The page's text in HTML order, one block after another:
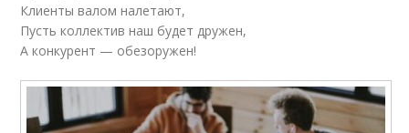
Клиенты валом налетают,
Пусть коллектив наш будет дружен,
А конкурент — обезоружен!